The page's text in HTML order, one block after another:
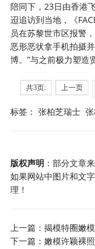
陪同下，23日由香港
迢追访到当地，《
员在苏黎世市区报警
恶形恶状拿手机拍摄
博。”与之前极力塑造
共3页: 上一页
标签： 张柏芝瑞士
版权声明 ：部分文章
如果网站中图片和文
理！
上一篇：揭模特圈嫩
下一篇：嫩模许颖裸